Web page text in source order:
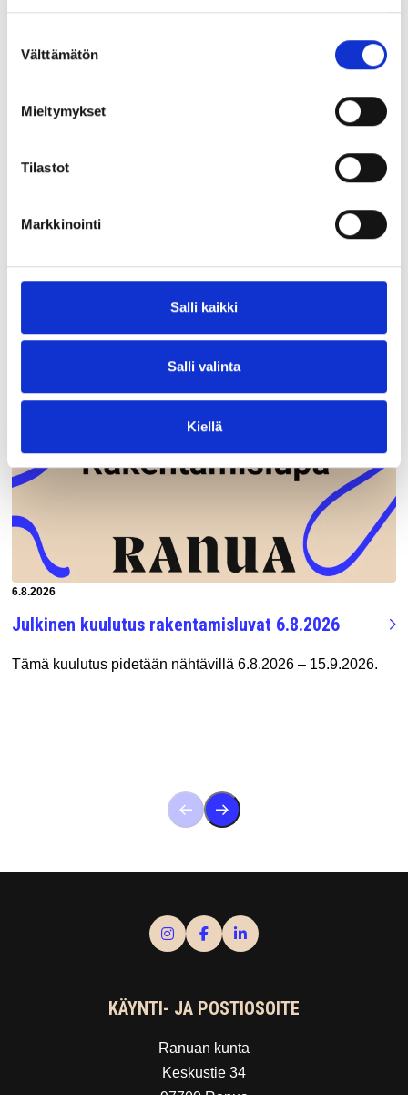
valinta
Välttämätön
Mieltymykset
Tilastot
Markkinointi
Salli kaikki
Salli valinta
Kiellä
Jari Romppainen
UUSIMMAT ARTIKKELIT
Artikkeli luotu:
6.8.2026
Julkinen kuulutus rakentamisluvat 6.8.2026
Tämä kuulutus pidetään nähtävillä 6.8.2026 – 15.9.2026.
KÄYNTI- JA POSTIOSOITE
Ranuan kunta
Keskustie 34